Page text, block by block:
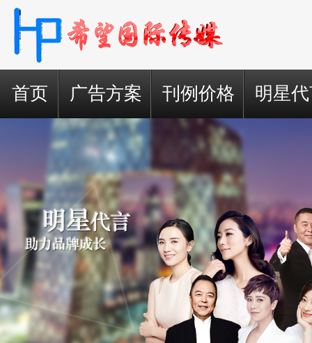
首页 广告方案 刊例价格 明星